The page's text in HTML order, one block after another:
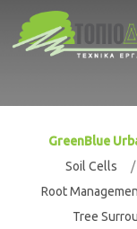
GreenBlue
Soil Cells
Root
Tree